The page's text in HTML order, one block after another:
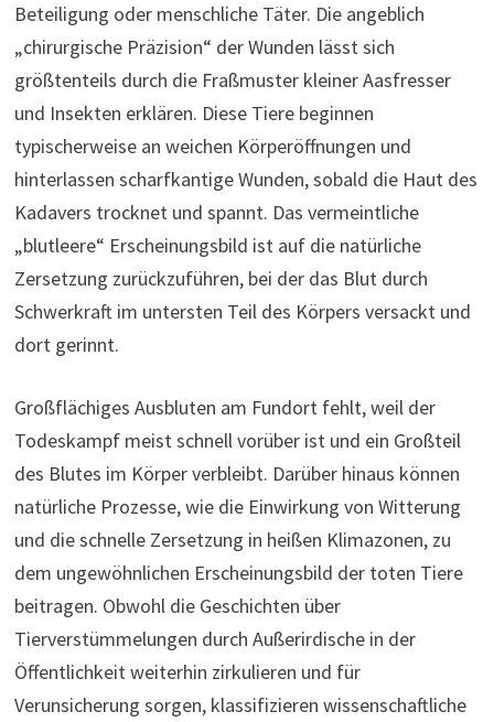
Beteiligung oder menschliche Täter. Die angeblich
„chirurgische Präzision“ der Wunden lässt sich
größtenteils durch die Fraßmuster kleiner Aasfresser
und Insekten erklären. Diese Tiere beginnen
typischerweise an weichen Körperöffnungen und
hinterlassen scharfkantige Wunden, sobald die Haut des
Kadavers trocknet und spannt. Das vermeintliche
„blutleere“ Erscheinungsbild ist auf die natürliche
Zersetzung zurückzuführen, bei der das Blut durch
Schwerkraft im untersten Teil des Körpers versackt und
dort gerinnt.
Großflächiges Ausbluten am Fundort fehlt, weil der
Todeskampf meist schnell vorüber ist und ein Großteil
des Blutes im Körper verbleibt. Darüber hinaus können
natürliche Prozesse, wie die Einwirkung von Witterung
und die schnelle Zersetzung in heißen Klimazonen, zu
dem ungewöhnlichen Erscheinungsbild der toten Tiere
beitragen. Obwohl die Geschichten über
Tierverstümmelungen durch Außerirdische in der
Öffentlichkeit weiterhin zirkulieren und für
Verunsicherung sorgen, klassifizieren wissenschaftliche